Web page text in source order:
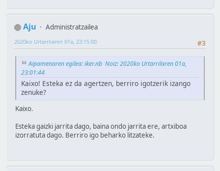
Aju
Administratzailea
#3
2020ko Urtarrilaren 01a, 23:15:00
Aipamenaren egilea: iker.nb Noiz: 2020ko Urtarrilaren 01a,
23:01:44
Kaixo! Esteka ez da agertzen, berriro igotzerik izango
zenuke?
Kaixo.
Esteka gaizki jarrita dago, baina ondo jarrita ere, artxiboa
izorratuta dago. Berriro igo beharko litzateke.